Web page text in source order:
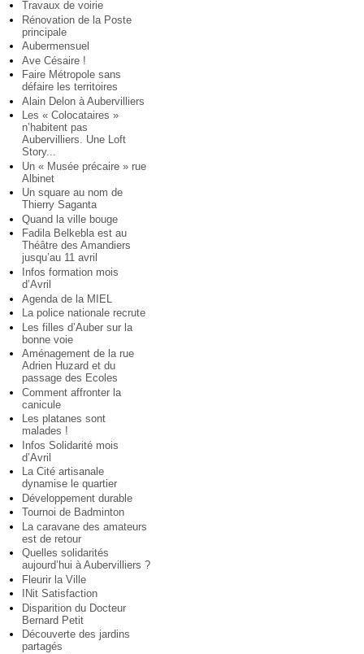
Travaux de voirie
Rénovation de la Poste
principale
Aubermensuel
Ave Césaire !
Faire Métropole sans
défaire les territoires
Alain Delon à Aubervilliers
Les « Colocataires »
n’habitent pas
Aubervilliers. Une Loft
Story...
Un « Musée précaire » rue
Albinet
Un square au nom de
Thierry Saganta
Quand la ville bouge
Fadila Belkebla est au
Théâtre des Amandiers
jusqu’au 11 avril
Infos formation mois
d’Avril
Agenda de la MIEL
La police nationale recrute
Les filles d’Auber sur la
bonne voie
Aménagement de la rue
Adrien Huzard et du
passage des Ecoles
Comment affronter la
canicule
Les platanes sont
malades !
Infos Solidarité mois
d’Avril
La Cité artisanale
dynamise le quartier
Développement durable
Tournoi de Badminton
La caravane des amateurs
est de retour
Quelles solidarités
aujourd’hui à Aubervilliers ?
Fleurir la Ville
INit Satisfaction
Disparition du Docteur
Bernard Petit
Découverte des jardins
partagés